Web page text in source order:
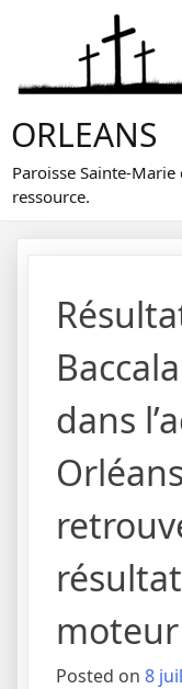
ORLEANS
Paroisse Sainte-
ressource.
dans
Posted on 8